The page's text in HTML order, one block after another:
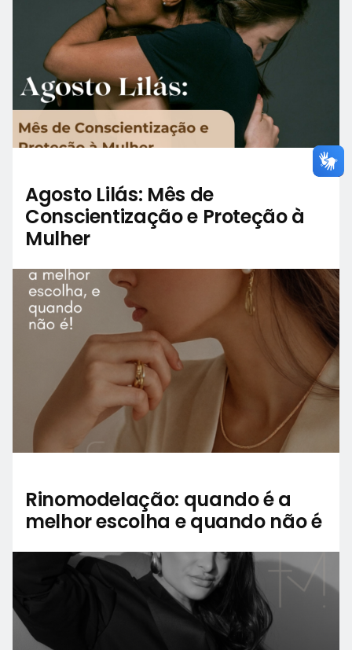
Agosto Lilás: Mês de
Conscientização e Proteção à
Mulher
Rinomodelação: quando é a
melhor escolha e quando não é